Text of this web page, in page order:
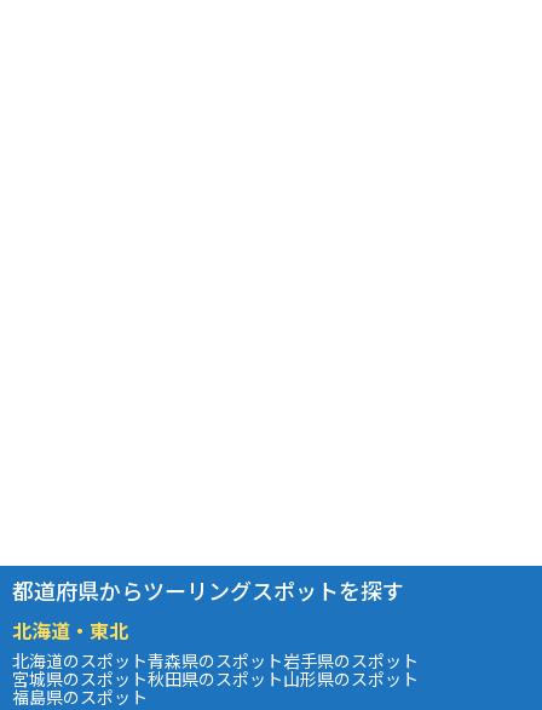
都道府県からツーリングスポットを探す
北海道・東北
北海道のスポット青森県のスポット岩手県のスポット
宮城県のスポット秋田県のスポット山形県のスポット
福島県のスポット